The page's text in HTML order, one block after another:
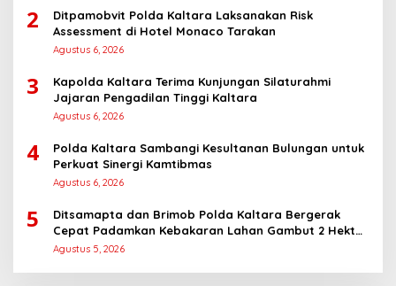
2
Ditpamobvit Polda Kaltara Laksanakan Risk
Assessment di Hotel Monaco Tarakan
Agustus 6, 2026
3
Kapolda Kaltara Terima Kunjungan Silaturahmi
Jajaran Pengadilan Tinggi Kaltara
Agustus 6, 2026
4
Polda Kaltara Sambangi Kesultanan Bulungan untuk
Perkuat Sinergi Kamtibmas
Agustus 6, 2026
5
Ditsamapta dan Brimob Polda Kaltara Bergerak
Cepat Padamkan Kebakaran Lahan Gambut 2 Hektar
di Bulungan
Agustus 5, 2026